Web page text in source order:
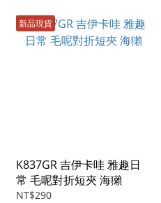
新品現貨
K837GR 吉伊卡哇 雅趣日
常 毛呢對折短夾 海獺
NT$290